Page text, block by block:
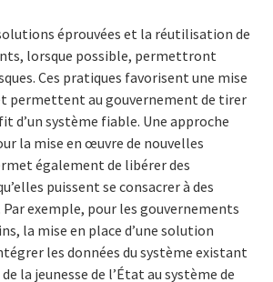
éprouvées et la réutilisation de
lorsque possible, permettront
Ces pratiques favorisent une mise
permettent au gouvernement de tirer
d’un système fiable. Une approche
la mise en œuvre de nouvelles
également de libérer des
puissent se consacrer à des
exemple, pour les gouvernements
la mise en place d’une solution
les données du système existant
la jeunesse de l’État au système de